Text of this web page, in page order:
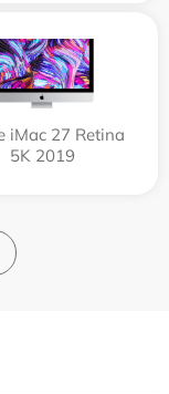
iMac 27 Retina
5K 2019